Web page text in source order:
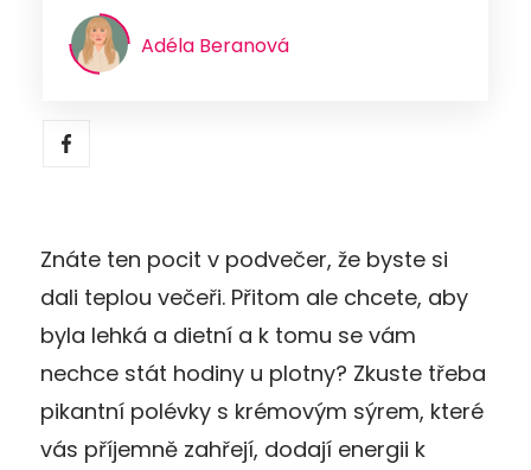
Adéla Beranová
Znáte ten pocit v podvečer, že byste si
dali teplou večeři. Přitom ale chcete, aby
byla lehká a dietní a k tomu se vám
nechce stát hodiny u plotny? Zkuste třeba
pikantní polévky s krémovým sýrem, které
vás příjemně zahřejí, dodají energii k